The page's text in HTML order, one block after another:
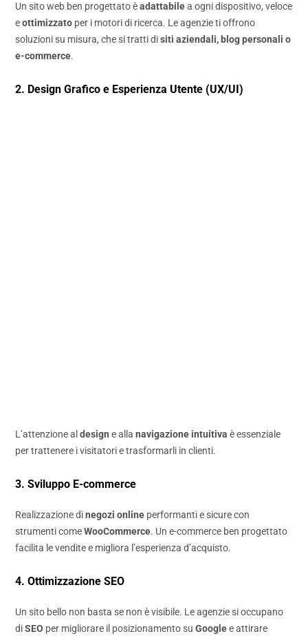
Un sito web ben progettato èadattabilea ogni dispositivo, veloce
eottimizzato per i motori di ricerca. Le agenzie ti offrono
soluzioni su misura, che si tratti disiti aziendali, blog personali o
e-commerce.
2. Design Grafico e Esperienza Utente (UX/UI)
L’attenzione aldesign e allanavigazione intuitiva è essenziale
per trattenere i visitatori e trasformarli in clienti.
3. Sviluppo E-commerce
Realizzazione dinegozi online performanti e sicure con
strumenti comeWooCommerce. Un e-commerce ben progettato
facilita le vendite e migliora l’esperienza d’acquisto.
4. Ottimizzazione SEO
Un sito bello non basta se non è visibile. Le agenzie si occupano
diSEO per migliorare il posizionamento suGooglee attirare